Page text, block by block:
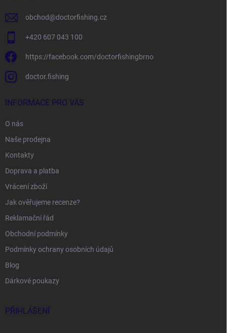
obchod@doctorfishing.cz
+420 607 043 100
https://facebook.com/doctorfishingbrno
doctor.fishing
INFORMACE PRO VÁS
O nás
Naše prodejna
Kontakty
Doprava a platba
Vrácení zboží
Jak ověřujeme recenze?
Reklamační řád
Obchodní podmínky
Podmínky ochrany osobních údajů
Blog
Dárkové poukazy
PŘIHLÁŠENÍ